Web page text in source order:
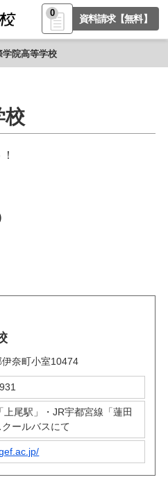
0
資料請求【無料】
学院高等学校
校
奈町小室10474
上尾駅」・JR宇都宮線「蓮田
ールバスにて